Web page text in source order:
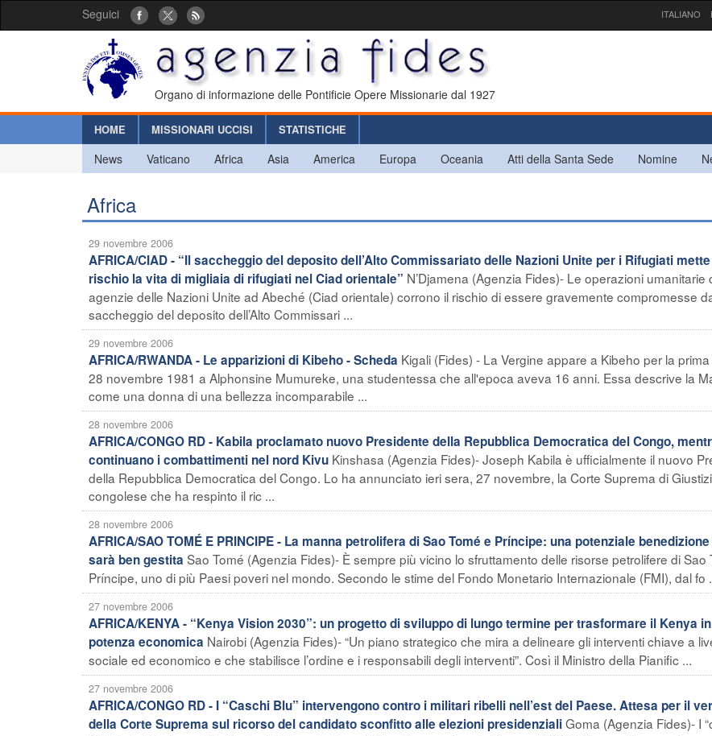
Seguici ITALIANO
Organo di informazione delle Pontificie Opere Missionarie dal 1927
HOME MISSIONARI UCCISI STATISTICHE
News Vaticano Africa Asia America Europa Oceania Atti della Santa Sede Nomine
Africa
29 novembre 2006
AFRICA/CIAD - “Il saccheggio del deposito dell’Alto Commissariato delle Nazioni Unite per i Rifugiati
rischio la vita di migliaia di rifugiati nel Ciad orientale” N’Djamena (Agenzia Fides)- Le operazioni umanitarie
agenzie delle Nazioni Unite ad Abeché (Ciad orientale) corrono il rischio di essere gravemente compromesse
saccheggio del deposito dell’Alto Commissari ...
29 novembre 2006
AFRICA/RWANDA - Le apparizioni di Kibeho - Scheda Kigali (Fides) - La Vergine appare a Kibeho per la
28 novembre 1981 a Alphonsine Mumureke, una studentessa che all'epoca aveva 16 anni. Essa descrive la
come una donna di una bellezza incomparabile ...
28 novembre 2006
AFRICA/CONGO RD - Kabila proclamato nuovo Presidente della Repubblica Democratica del Congo,
continuano i combattimenti nel nord Kivu Kinshasa (Agenzia Fides)- Joseph Kabila è ufficialmente il nuovo
della Repubblica Democratica del Congo. Lo ha annunciato ieri sera, 27 novembre, la Corte Suprema di
congolese che ha respinto il ric ...
28 novembre 2006
AFRICA/SAO TOMÉ E PRINCIPE - La manna petrolifera di Sao Tomé e Príncipe: una potenziale
sarà ben gestita Sao Tomé (Agenzia Fides)- È sempre più vicino lo sfruttamento delle risorse petrolifere di Sao
Príncipe, uno di più Paesi poveri nel mondo. Secondo le stime del Fondo Monetario Internazionale (FMI), dal fo
27 novembre 2006
AFRICA/KENYA - “Kenya Vision 2030”: un progetto di sviluppo di lungo termine per trasformare il Kenya
potenza economica Nairobi (Agenzia Fides)- “Un piano strategico che mira a delineare gli interventi chiave a
sociale ed economico e che stabilisce l’ordine e i responsabili degli interventi”. Così il Ministro della Pianific ...
27 novembre 2006
AFRICA/CONGO RD - I “Caschi Blu” intervengono contro i militari ribelli nell’est del Paese. Attesa per il
della Corte Suprema sul ricorso del candidato sconfitto alle elezioni presidenzialiGoma (Agenzia Fides)- I